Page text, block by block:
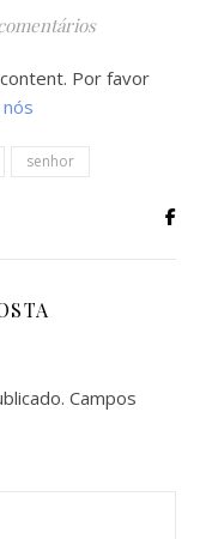
Por favor
senhor
Campos